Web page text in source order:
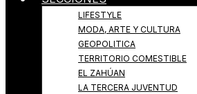
LIFESTYLE
MODA, ARTE Y CULTURA
GEOPOLITICA
TERRITORIO COMESTIBLE
EL ZAHÚAN
LA TERCERA JUVENTUD